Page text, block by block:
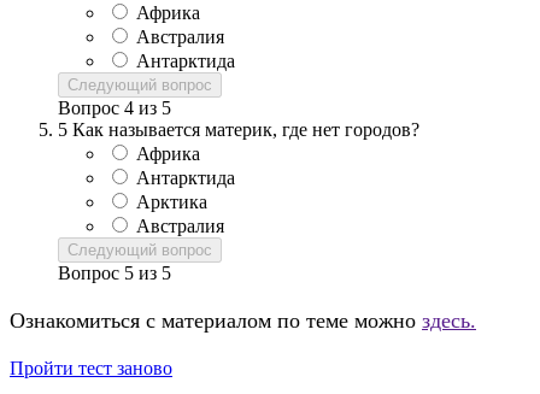
Африка
Австралия
Антарктида
Следующий вопрос
Вопрос 4 из 5
5 Как называется материк, где нет городов?
Африка
Антарктида
Арктика
Австралия
Следующий вопрос
Вопрос 5 из 5
Ознакомиться с материалом по теме можно здесь.
Пройти тест заново